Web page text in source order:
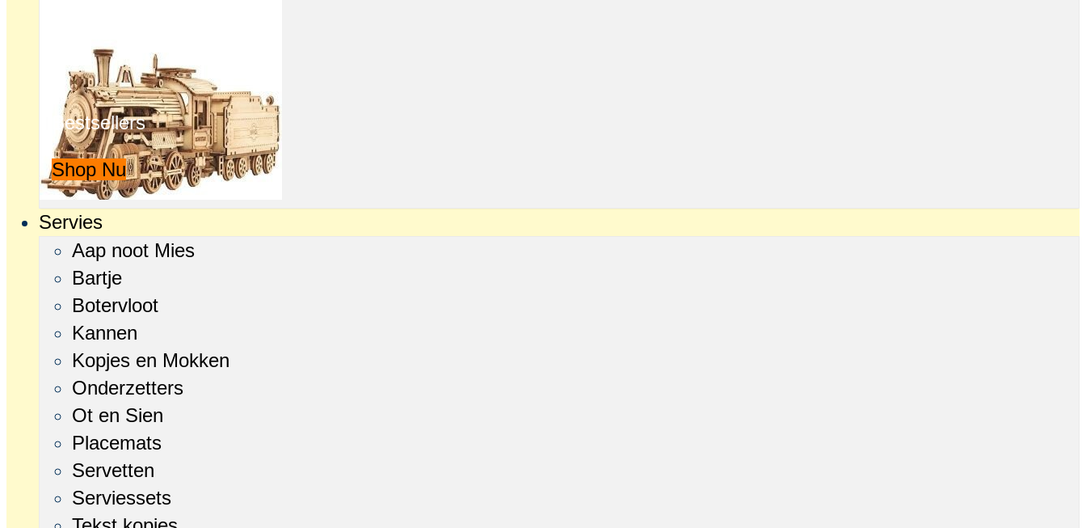
Bestsellers
Shop Nu
Servies
Aap noot Mies
Bartje
Botervloot
Kannen
Kopjes en Mokken
Onderzetters
Ot en Sien
Placemats
Servetten
Serviessets